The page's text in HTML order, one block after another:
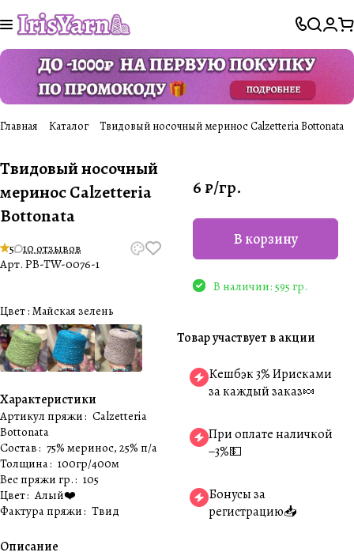
Главная Каталог Твидовый носочный меринос Calzetteria Bottonata
Твидовый носочный
меринос Calzetteria
Bottonata
5 10 отзывов
Арт. PB-TW-0076-1
Цвет : Майская зелень
Характеристики
Артикул пряжи: Calzetteria
Bottonata
Состав: 75% меринос, 25% п/а
Толщина: 100гр/400м
Вес пряжи гр.: 105
Цвет: Алый❤️
Фактура пряжи: Твид
Описание
6 ₽/гр.
В корзину
В наличии: 595 гр.
Товар участвует в акции
Кешбэк 3% Ирисками
за каждый заказ🍬
При оплате наличкой
−3%💵
Бонусы за
регистрацию📥